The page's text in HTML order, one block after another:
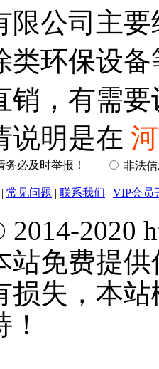
限公司主
类环保设
销，有需
说明是在
必及时举报！ 非法
| 常见问题 | 联系我们 | VIP会员
2014-2020
站免费提
损失，本
！